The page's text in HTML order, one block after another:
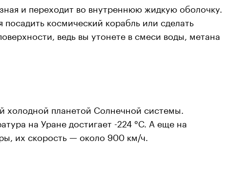
и переходит во внутреннюю жидкую оболочку.
посадить космический корабль или сделать
ведь вы утонете в смеси воды, метана
холодной планетой Солнечной системы.
на Уране достигает -224 °C. А еще на
их скорость — около 900 км/ч.